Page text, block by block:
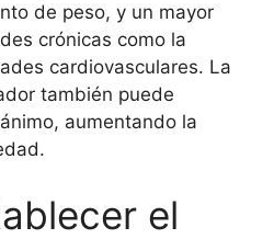
de peso, y un mayor
crónicas como la
cardiovasculares. La
también puede
aumentando la
el